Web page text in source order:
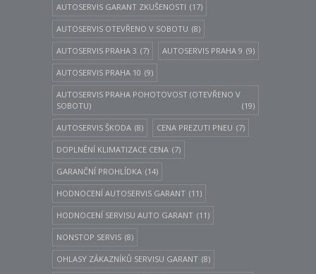
AUTOSERVIS GARANT ZKUŠENOSTI (17)
AUTOSERVIS OTEVŘENO V SOBOTU (8)
AUTOSERVIS PRAHA 3 (7) AUTOSERVIS PRAHA 9 (9)
AUTOSERVIS PRAHA 10 (9)
AUTOSERVIS PRAHA POHOTOVOST (OTEVŘENO V
SOBOTU)
(19)
AUTOSERVIS ŠKODA (8) CENA PREZUTI PNEU (7)
DOPLNĚNÍ KLIMATIZACE CENA (7)
GARANČNÍ PROHLÍDKA (14)
HODNOCENÍ AUTOSERVIS GARANT (11)
HODNOCENÍ SERVISU AUTO GARANT (11)
NONSTOP SERVIS (8)
OHLASY ZÁKAZNÍKŮ SERVISU GARANT (8)